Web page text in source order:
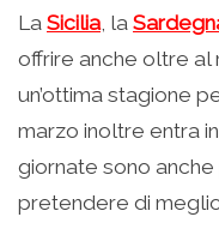
La Sicilia, la
offrire anche oltre al
un’ottima stagione
marzo inoltre entra
giornate sono
pretendere di